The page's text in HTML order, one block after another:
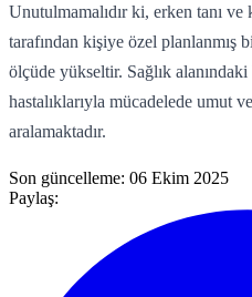
Unutulmamalıdır ki, erken tanı
tarafından kişiye özel planlanmış
ölçüde yükseltir. Sağlık
hastalıklarıyla mücadelede umut
aralamaktadır.
Son güncelleme: 06 Ekim 2025
Paylaş: